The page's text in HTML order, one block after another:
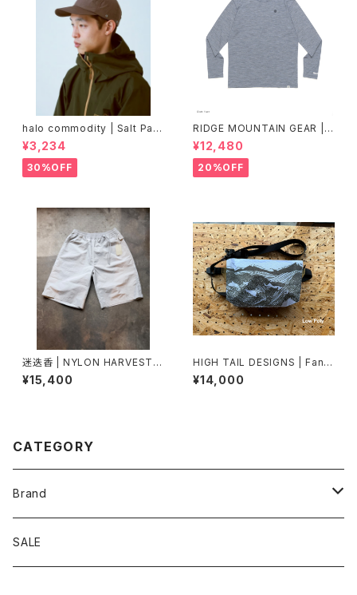
halo commodity | Salt Path
Cap
¥3,234
30%OFF
RIDGE MOUNTAIN GEAR |
Merino Basic Long Sleeve
Tee "Micro Border"
¥12,480
20%OFF
迷迭香 | NYLON HARVEST L
OOSE SHORTS
¥15,400
HIGH TAIL DESIGNS | Fann
y Pack TX95
¥14,000
CATEGORY
Brand
アソビビト
SALE